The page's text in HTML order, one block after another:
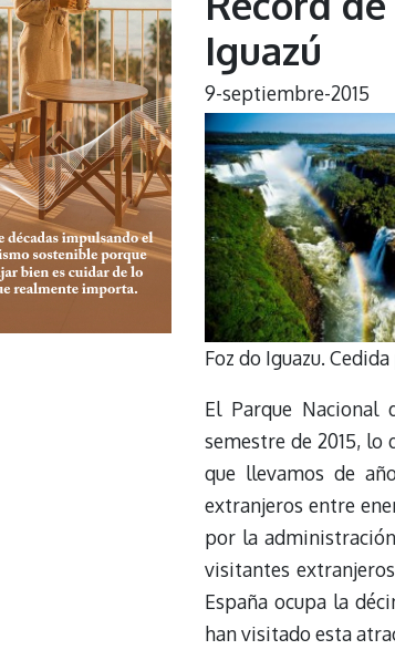
Iguazú
9-septiembre-2015
Foz do Iguazu.
El Parque
semestre de 2015,
que llevamos de
extranjeros entre
por la
visitantes
España ocupa la
han visitado esta